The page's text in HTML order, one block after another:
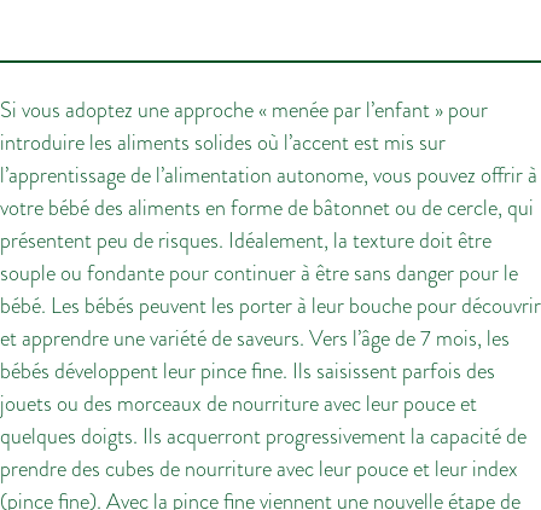
Si vous adoptez une approche « menée par l’enfant » pour
introduire les aliments solides où l’accent est mis sur
l’apprentissage de l’alimentation autonome, vous pouvez offrir à
votre bébé des aliments en forme de bâtonnet ou de cercle, qui
présentent peu de risques. Idéalement, la texture doit être
souple ou fondante pour continuer à être sans danger pour le
bébé. Les bébés peuvent les porter à leur bouche pour découvrir
et apprendre une variété de saveurs. Vers l’âge de 7 mois, les
bébés développent leur pince fine. Ils saisissent parfois des
jouets ou des morceaux de nourriture avec leur pouce et
quelques doigts. Ils acquerront progressivement la capacité de
prendre des cubes de nourriture avec leur pouce et leur index
(pince fine). Avec la pince fine viennent une nouvelle étape de